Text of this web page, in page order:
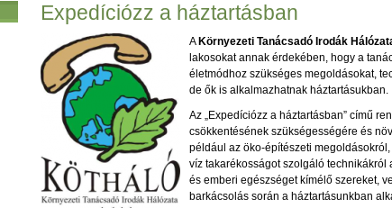
Expedíciózz a háztartásban
A Környezeti Tanácsadó Irodák
lakosokat annak érdekében, hogy a
életmódhoz szükséges megoldásokat,
de ők is alkalmazhatnak háztartásukban.
Az „Expedíciózz a háztartásban” című
csökkentésének szükségességére és
például az öko-építészeti
víz takarékosságot szolgáló
és emberi egészséget kímélő szereket,
barkácsolás során a háztartásunkban